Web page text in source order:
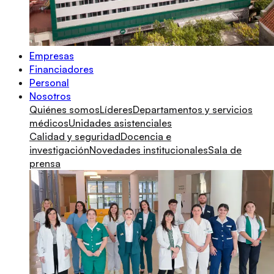
Empresas
Financiadores
Personal
Nosotros
Quiénes somosLíderesDepartamentos y servicios
médicosUnidades asistenciales
Calidad y seguridadDocencia e
investigaciónNovedades institucionalesSala de
prensa